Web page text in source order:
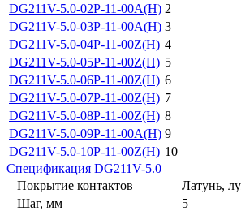
DG211V-5.0-02P-11-00A(H) 2
DG211V-5.0-03P-11-00A(H) 3
DG211V-5.0-04P-11-00Z(H) 4
DG211V-5.0-05P-11-00Z(H) 5
DG211V-5.0-06P-11-00Z(H) 6
DG211V-5.0-07P-11-00Z(H) 7
DG211V-5.0-08P-11-00Z(H) 8
DG211V-5.0-09P-11-00A(H) 9
DG211V-5.0-10P-11-00Z(H) 10
Спецификация DG211V-5.0
Покрытие контактов
Латунь,
Шаг, мм
5